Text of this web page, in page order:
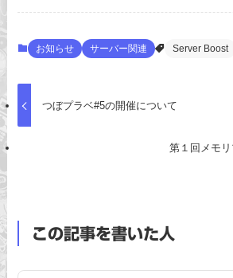
お知らせ サーバー関連 Server Boost
つぼプラベ#5の開催について
第１回メモ
この記事を書いた人